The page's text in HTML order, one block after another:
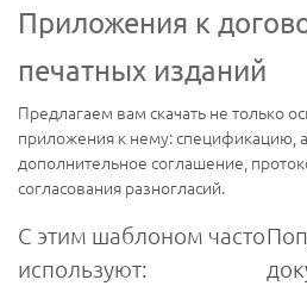
Приложения к
печатных изданий
Предлагаем вам скачать не только
приложения к нему: спецификацию,
дополнительное соглашение,
согласования разногласий.
С этим шаблоном часто
используют: